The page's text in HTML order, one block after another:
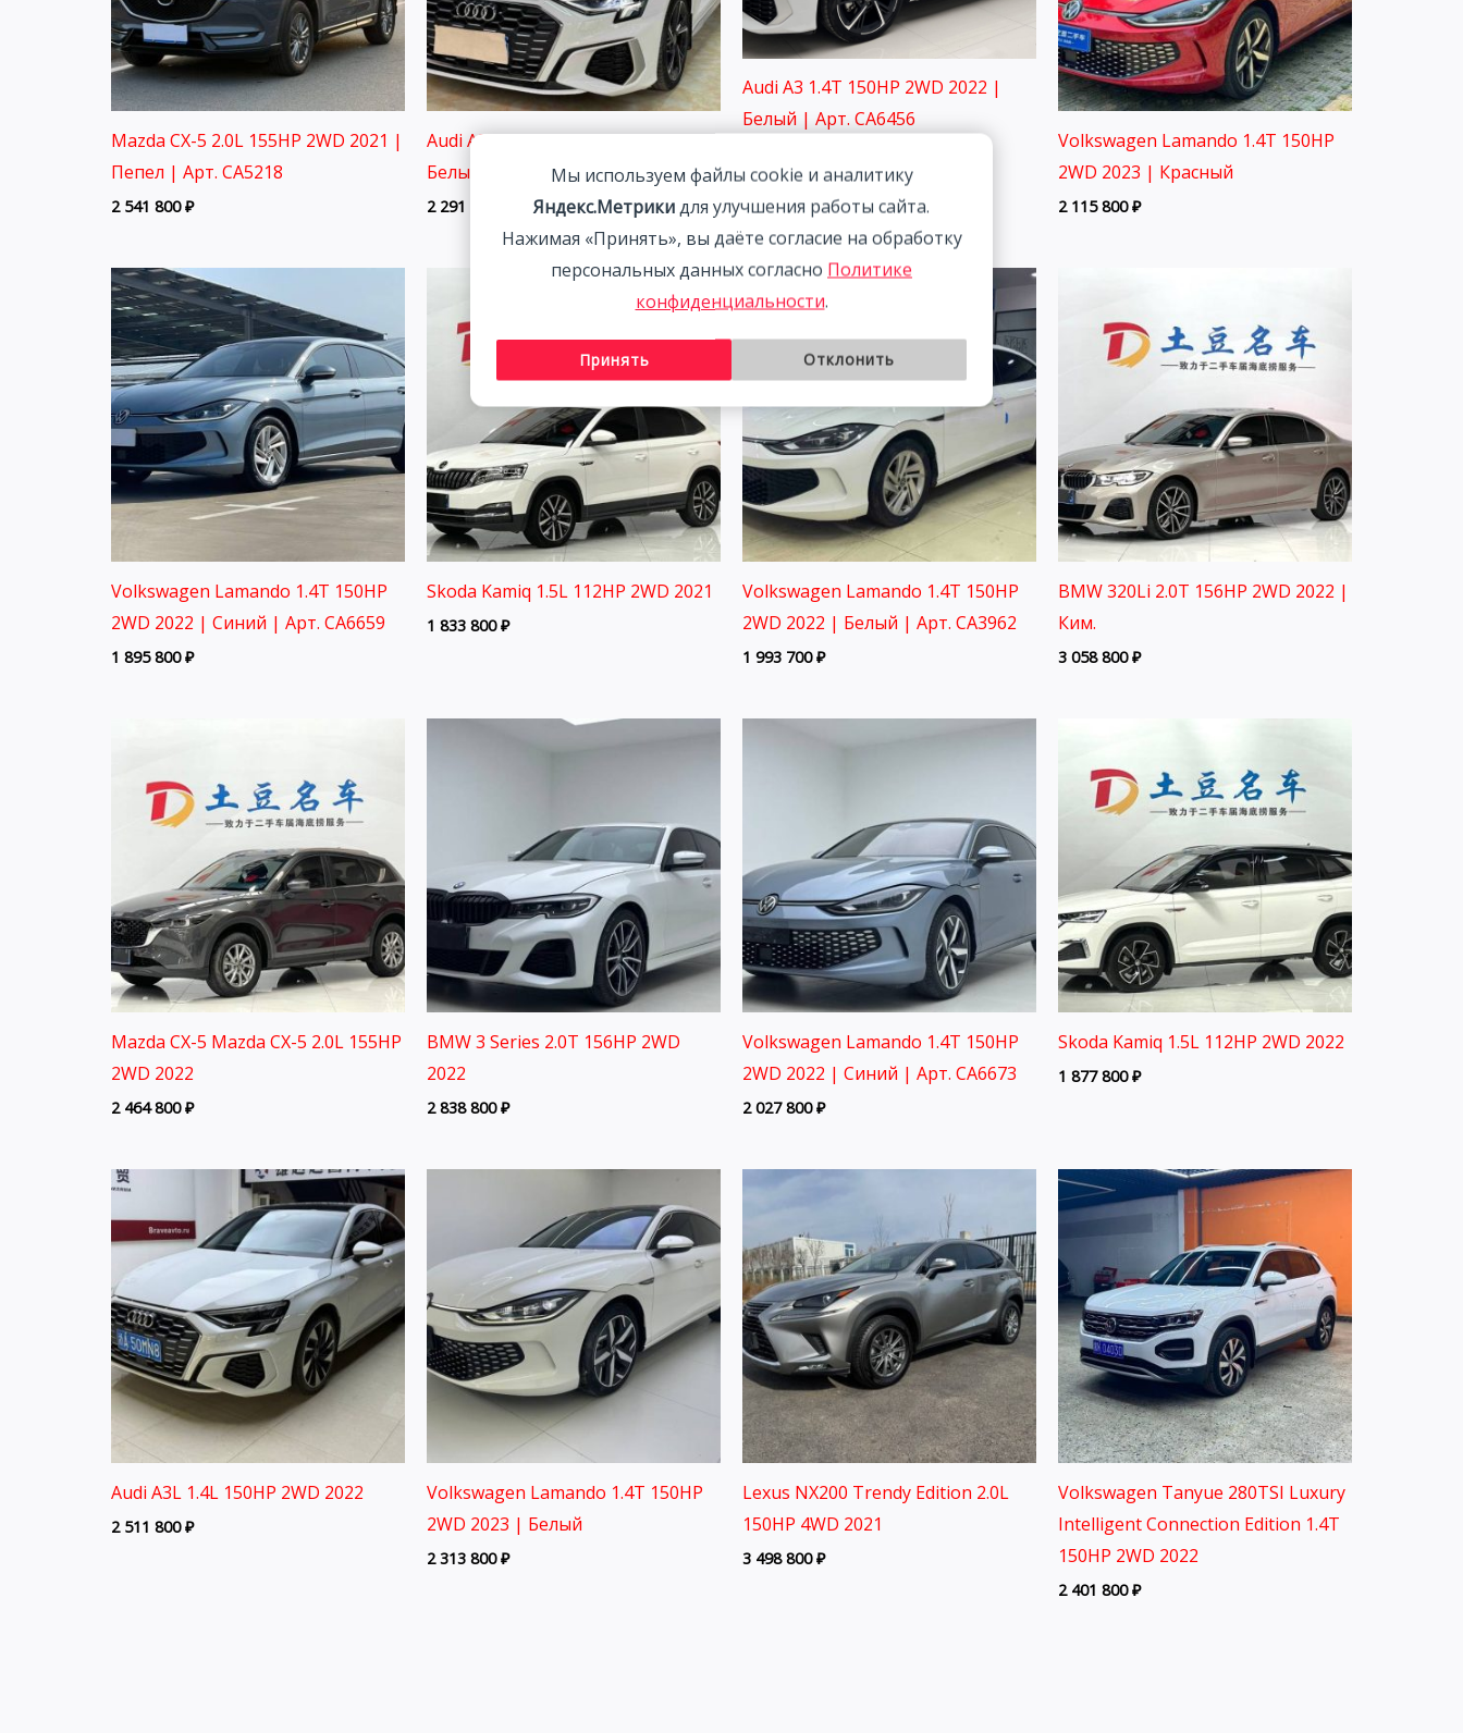
Mazda CX-5 2.0L 155HP 2WD 2021 |
Пепел | Арт. CA5218
2 541 800₽
Audi A3 1.4T 150HP 2WD 2022 |
Белый | Арт. CA4282
2 291 800
Audi A3 1.4T 150HP 2WD 2022 |
Белый | Арт. CA6456
Volkswagen Lamando 1.4T 150HP
2WD 2023 | Красный
2 115 800₽
Volkswagen Lamando 1.4T 150HP
2WD 2022 | Синий | Арт. CA6659
1 895 800₽
Skoda Kamiq 1.5L 112HP 2WD 2021
1 833 800₽
Volkswagen Lamando 1.4T 150HP
2WD 2022 | Белый | Арт. CA3962
1 993 700₽
BMW 320Li 2.0T 156HP 2WD 2022 |
Ким.
3 058 800₽
Mazda CX-5 Mazda CX-5 2.0L 155HP
2WD 2022
2 464 800₽
BMW 3 Series 2.0T 156HP 2WD
2022
2 838 800₽
Volkswagen Lamando 1.4T 150HP
2WD 2022 | Синий | Арт. CA6673
2 027 800₽
Skoda Kamiq 1.5L 112HP 2WD 2022
1 877 800₽
Audi A3L 1.4L 150HP 2WD 2022
2 511 800₽
Volkswagen Lamando 1.4T 150HP
2WD 2023 | Белый
2 313 800₽
Lexus NX200 Trendy Edition 2.0L
150HP 4WD 2021
3 498 800₽
Volkswagen Tanyue 280TSI Luxury
Intelligent Connection Edition 1.4T
150HP 2WD 2022
2 401 800₽
Мы используем файлы cookie и аналитику
Яндекс.Метрикидля улучшения работы сайта.
Нажимая «Принять», вы даёте согласие на обработку
персональных данных согласно Политике
конфиденциальности.
Принять Отклонить